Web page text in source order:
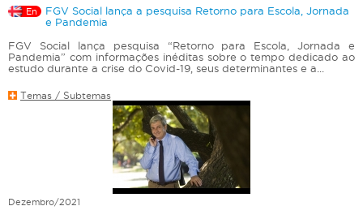
En
FGV Social lança a pesquisa Retorno para Escola, Jornada
e Pandemia
FGV Social lança pesquisa “Retorno para Escola, Jornada e
Pandemia” com informações inéditas sobre o tempo dedicado ao
estudo durante a crise do Covid-19, seus determinantes e a...
Temas / Subtemas
Dezembro/2021